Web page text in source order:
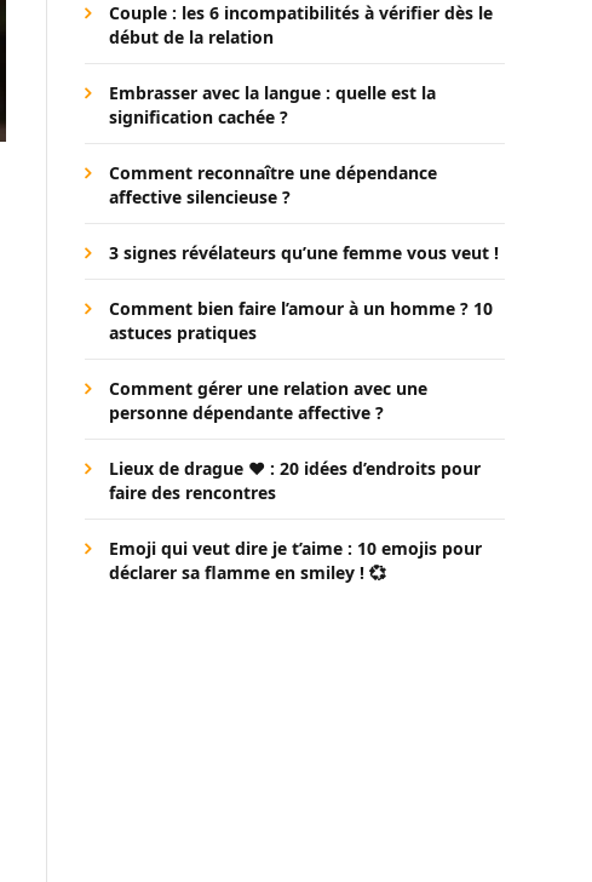
Couple : les 6 incompatibilités à vérifier dès le
début de la relation
Embrasser avec la langue : quelle est la
signification cachée ?
Comment reconnaître une dépendance
affective silencieuse ?
3 signes révélateurs qu’une femme vous veut !
Comment bien faire l’amour à un homme ? 10
astuces pratiques
Comment gérer une relation avec une
personne dépendante affective ?
Lieux de drague ❤️ : 20 idées d’endroits pour
faire des rencontres
Emoji qui veut dire je t’aime : 10 emojis pour
déclarer sa flamme en smiley ! 💞